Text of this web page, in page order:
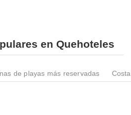
en Quehoteles
de playas más reservadas